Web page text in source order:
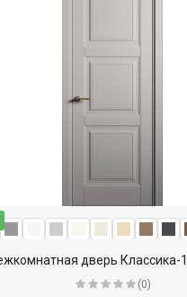
дверь Классика-
(0)